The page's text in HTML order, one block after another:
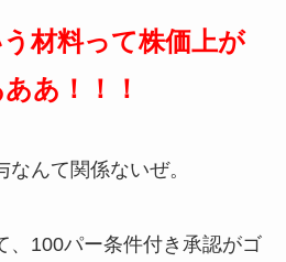
材料って株価上が
あ！！！
んて関係ないぜ。
、100パー条件付き承認がゴ